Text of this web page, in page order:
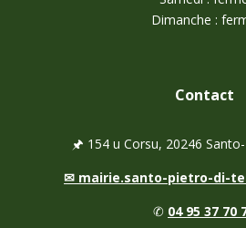
Dimanche :
Contact
🖈 154 u Corsu, 20246
✉ mairie.santo-pietro-di-
✆ 04 95 37 70